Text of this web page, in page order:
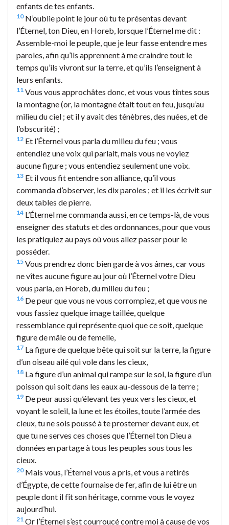
enfants de tes enfants.
10N’oublie point le jour où tu te présentas devant
l’Éternel, ton Dieu, en Horeb, lorsque l’Éternel me dit :
Assemble-moi le peuple, que je leur fasse entendre mes
paroles, afin qu’ils apprennent à me craindre tout le
temps qu’ils vivront sur la terre, et qu’ils l’enseignent à
leurs enfants.
11 Vous vous approchâtes donc, et vous vous tîntes sous
la montagne (or, la montagne était tout en feu, jusqu’au
milieu du ciel ; et il y avait des ténèbres, des nuées, et de
l’obscurité) ;
12 Et l’Éternel vous parla du milieu du feu ; vous
entendiez une voix qui parlait, mais vous ne voyiez
aucune figure ; vous entendiez seulement une voix.
13 Et il vous fit entendre son alliance, qu’il vous
commanda d’observer, les dix paroles ; et il les écrivit sur
deux tables de pierre.
14 L’Éternel me commanda aussi, en ce temps-là, de vous
enseigner des statuts et des ordonnances, pour que vous
les pratiquiez au pays où vous allez passer pour le
posséder.
15 Vous prendrez donc bien garde à vos âmes, car vous
ne vîtes aucune figure au jour où l’Éternel votre Dieu
vous parla, en Horeb, du milieu du feu ;
16 De peur que vous ne vous corrompiez, et que vous ne
vous fassiez quelque image taillée, quelque
ressemblance qui représente quoi que ce soit, quelque
figure de mâle ou de femelle,
17 La figure de quelque bête qui soit sur la terre, la figure
d’un oiseau ailé qui vole dans les cieux,
18 La figure d’un animal qui rampe sur le sol, la figure d’un
poisson qui soit dans les eaux au-dessous de la terre ;
19 De peur aussi qu’élevant tes yeux vers les cieux, et
voyant le soleil, la lune et les étoiles, toute l’armée des
cieux, tu ne sois poussé à te prosterner devant eux, et
que tu ne serves ces choses que l’Éternel ton Dieu a
données en partage à tous les peuples sous tous les
cieux.
20Mais vous, l’Éternel vous a pris, et vous a retirés
d’Égypte, de cette fournaise de fer, afin de lui être un
peuple dont il fît son héritage, comme vous le voyez
aujourd’hui.
21 Or l’Éternel s’est courroucé contre moi à cause de vos